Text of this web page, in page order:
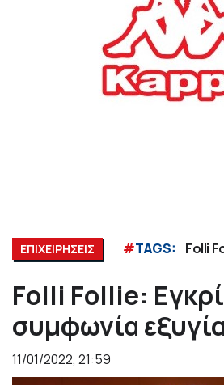
ΕΠΙΧΕΙΡΗΣΕΙΣ #TAGS: Folli
Folli Follie:
συμφωνία
11/01/2022, 21:59